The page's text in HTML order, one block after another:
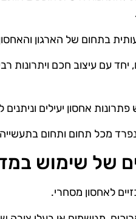
בתחום של הארגון
עם עיצוב חכם ויתרונות
אחסון יעילים
מכל תחום ותחום
של שימוש
לאחסון מסחרי.